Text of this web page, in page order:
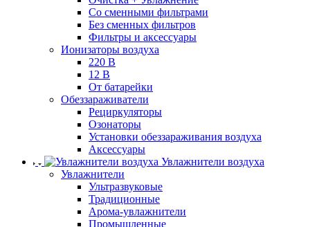
Cо сменными фильтрами
Без сменных фильтров
Фильтры и аксессуары
Ионизаторы воздуха
220 В
12 В
От батарейки
Обеззараживатели
Рециркуляторы
Озонаторы
Установки обеззараживания воздуха
Аксессуары
Увлажнители воздуха
Увлажнители
Ультразвуковые
Традиционные
Арома-увлажнители
Промышленные